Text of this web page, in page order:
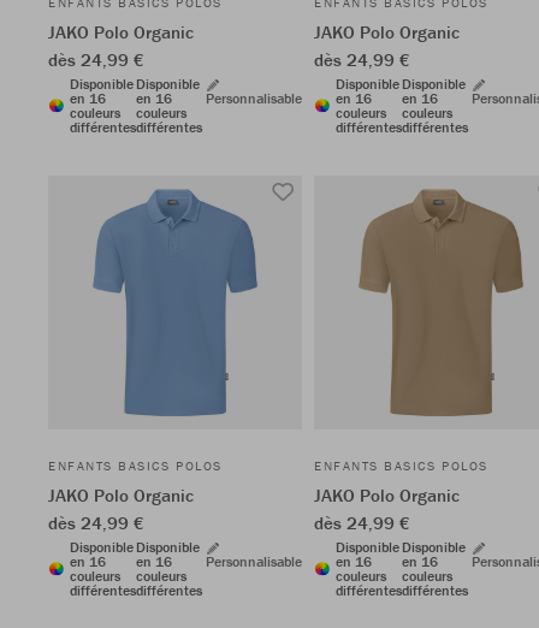
JAKO Polo Organic
dès 24,99 €
Disponible
en 16
couleurs
différentes
Disponible
en 16
couleurs
différentes
Personnalisable
JAKO Polo Organic
dès 24,99 €
Disponible
en 16
couleurs
différentes
Disponible
en 16
couleurs
différentes
ENFANTS BASICS POLOS
JAKO Polo Organic
dès 24,99 €
Disponible
en 16
couleurs
différentes
Disponible
en 16
couleurs
différentes
Personnalisable
ENFANTS BASICS POLOS
JAKO Polo Organic
dès 24,99 €
Disponible
en 16
couleurs
différentes
Disponible
en 16
couleurs
différentes